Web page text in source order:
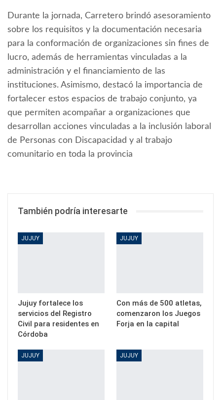
Durante la jornada, Carretero brindó asesoramiento
sobre los requisitos y la documentación necesaria
para la conformación de organizaciones sin fines de
lucro, además de herramientas vinculadas a la
administración y el financiamiento de las
instituciones. Asimismo, destacó la importancia de
fortalecer estos espacios de trabajo conjunto, ya
que permiten acompañar a organizaciones que
desarrollan acciones vinculadas a la inclusión laboral
de Personas con Discapacidad y al trabajo
comunitario en toda la provincia
También podría interesarte
JUJUY
Jujuy fortalece los
servicios del Registro
Civil para residentes en
Córdoba
JUJUY
Con más de 500 atletas,
comenzaron los Juegos
Forja en la capital
JUJUY JUJUY